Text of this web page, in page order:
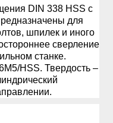
DIN 338 HSS c
для
шпилек и иного
сверление
станке.
HSS. Твердость –